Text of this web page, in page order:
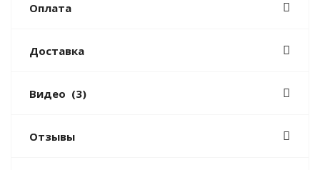
Оплата
Доставка
Видео (3)
Отзывы